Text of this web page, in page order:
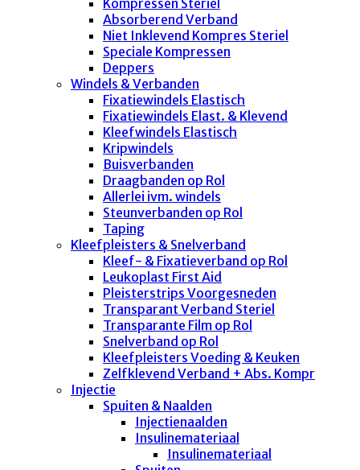
Absorberend Verband
Niet Inklevend Kompres Steriel
Speciale Kompressen
Deppers
Windels & Verbanden
Fixatiewindels Elastisch
Fixatiewindels Elast. & Klevend
Kleefwindels Elastisch
Kripwindels
Buisverbanden
Draagbanden op Rol
Allerlei ivm. windels
Steunverbanden op Rol
Taping
Kleefpleisters & Snelverband
Kleef- & Fixatieverband op Rol
Leukoplast First Aid
Pleisterstrips Voorgesneden
Transparant Verband Steriel
Transparante Film op Rol
Snelverband op Rol
Kleefpleisters Voeding & Keuken
Zelfklevend Verband + Abs. Kompr
Injectie
Spuiten & Naalden
Injectienaalden
Insulinemateriaal
Insulinemateriaal